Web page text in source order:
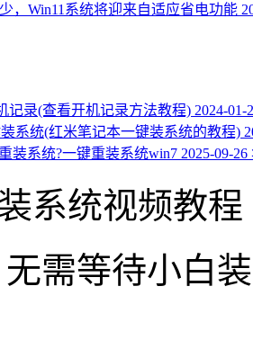
，Win11系统将迎来自适应省电功能
记录(查看开机记录方法教程) 2024-01-
系统(红米笔记本一键装系统的教程)
装系统?一键重装系统win7 2025-09-26
系统视频教程
无需等待小白